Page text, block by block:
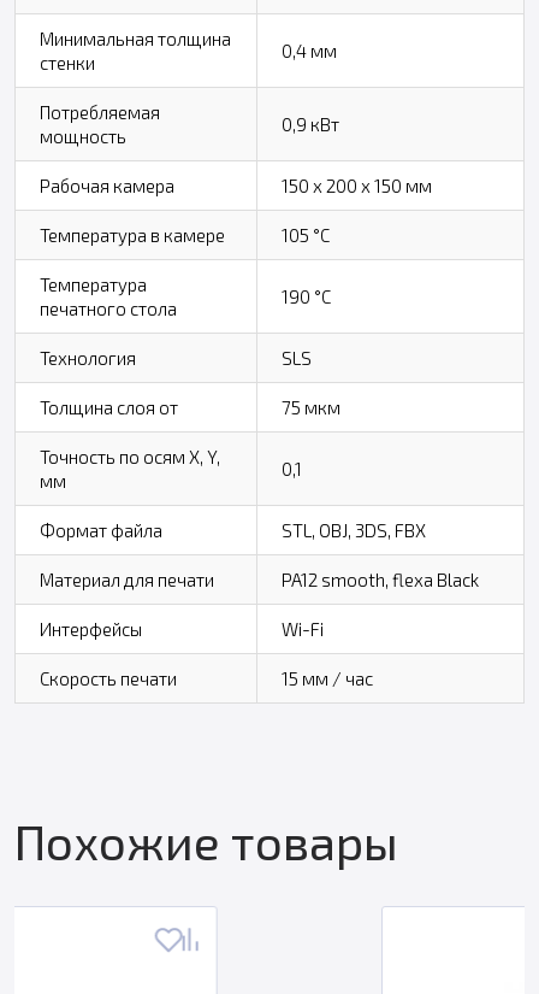
Минимальная толщина
стенки
0,4 мм
Потребляемая
мощность
0,9 кВт
Рабочая камера 150 х 200 х 150 мм
Температура в камере 105 °C
Температура
печатного стола
190 °C
Технология SLS
Толщина слоя от 75 мкм
Точность по осям X, Y,
мм
0,1
Формат файла STL, OBJ, 3DS, FBX
Материал для печати PA12 smooth, flexa Black
Интерфейсы Wi-Fi
Скорость печати 15 мм / час
Похожие товары